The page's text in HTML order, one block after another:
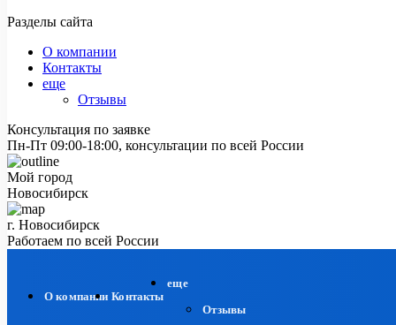
Разделы сайта
О компании
Контакты
еще
Отзывы
Консультация по заявке
Пн-Пт 09:00-18:00, консультации по всей России
Мой город
Новосибирск
г. Новосибирск
Работаем по всей России
О компании Контакты
еще
Отзывы